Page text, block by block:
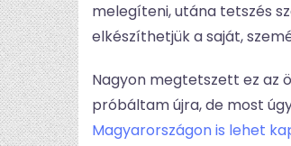
melegíteni, utána tetszés
elkészíthetjük a saját,
Nagyon megtetszett ez az
próbáltam újra, de most
Magyarországon is lehet